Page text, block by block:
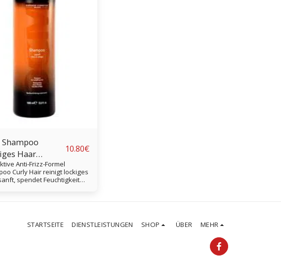
Shampoo
Haar
10.80€
Anti-Frizz-Formel
Curly Hair reinigt lockiges
spendet Feuchtigkeit
STARTSEITE DIENSTLEISTUNGEN SHOP ÜBER MEHR